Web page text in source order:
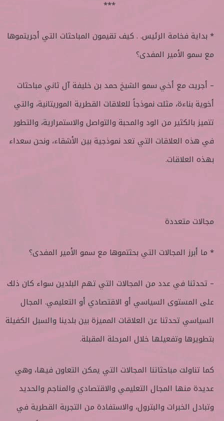
***
* بداية فخامة الرئيس. . كيف تقيمون المباحثات التي أجريتموها
مع سمو الأمير المفدى؟
– أجريت مع أخي سمو الشيخ حمد بن خليفة آل ثاني مباحثات
أخوية بناءة، مثلت نموذجاً للعلاقات القطرية الموريتانية، والتي
تتميز بالكثير من الود والمحبة والتواصل والاستمرارية، والتطور
في هذه العلاقات التي تعد نموذجية بين الأشقاء، ونحن سعداء
بهذه العلاقات.
مجالات متعددة
* ما أبرز المجالات التي بحثتموها مع سمو الأمير المفدى؟
– تحدثنا في عدد من المجالات التي تهم البلدين سواء كان ذلك
على المستوى السياسي أو الاقتصادي أو التعليمي. المجال
السياسي تحدثنا عن العلاقات المميزة بين بلدينا والسبل الكفيلة
بتطويرها وتفعيلها خلال المرحلة المقبلة.
كما تناولت مباحثاتنا المجالات التي يمكن التعاون فيها، وهي
عديدة منها المجال التعليمي والاقتصادي والمناجم والحديد
وتبادل الخبرات والبترول، والاستفادة من التجربة القطرية في